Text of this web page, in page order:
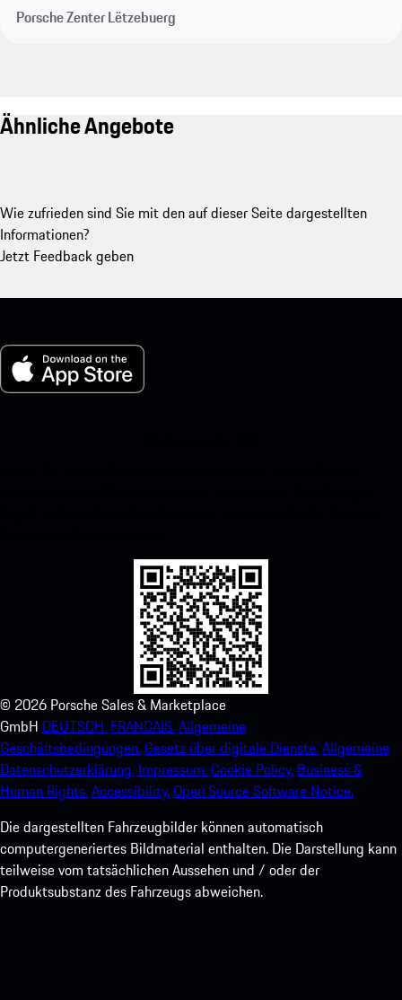
Porsche Zenter Lëtzebuerg
Ähnliche Angebote
Wie zufrieden sind Sie mit den auf dieser Seite dargestellten
Informationen?
Jetzt Feedback geben
© 2026 Porsche Sales & Marketplace
GmbH DEUTSCH. FRANCAIS.Allgemeine
Geschäftsbedingungen.Gesetz über digitale Dienste.Allgemeine
Datenschutzerklärung. Impressum.Cookie Policy. Business &
Human Rights.Accessibility.Open Source Software Notice.
Die dargestellten Fahrzeugbilder können automatisch
computergeneriertes Bildmaterial enthalten. Die Darstellung kann
teilweise vom tatsächlichen Aussehen und / oder der
Produktsubstanz des Fahrzeugs abweichen.